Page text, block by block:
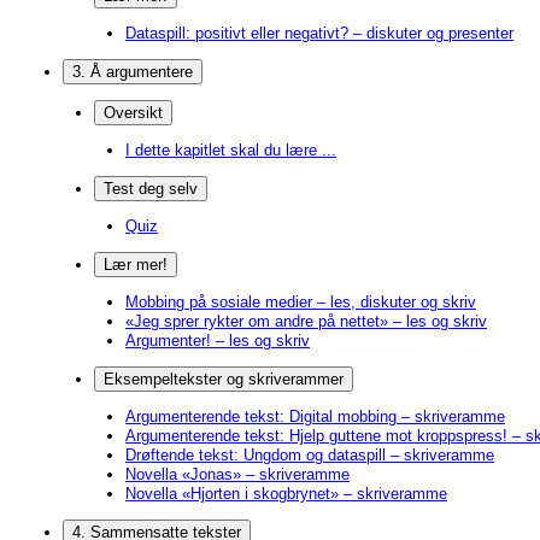
Dataspill: positivt eller negativt? – diskuter og presenter
3. Å argumentere
Oversikt
I dette kapitlet skal du lære ...
Test deg selv
Quiz
Lær mer!
Mobbing på sosiale medier – les, diskuter og skriv
«Jeg sprer rykter om andre på nettet» – les og skriv
Argumenter! – les og skriv
Eksempeltekster og skriverammer
Argumenterende tekst: Digital mobbing – skriveramme
Argumenterende tekst: Hjelp guttene mot kroppspress! –
Drøftende tekst: Ungdom og dataspill – skriveramme
Novella «Jonas» – skriveramme
Novella «Hjorten i skogbrynet» – skriveramme
4. Sammensatte tekster